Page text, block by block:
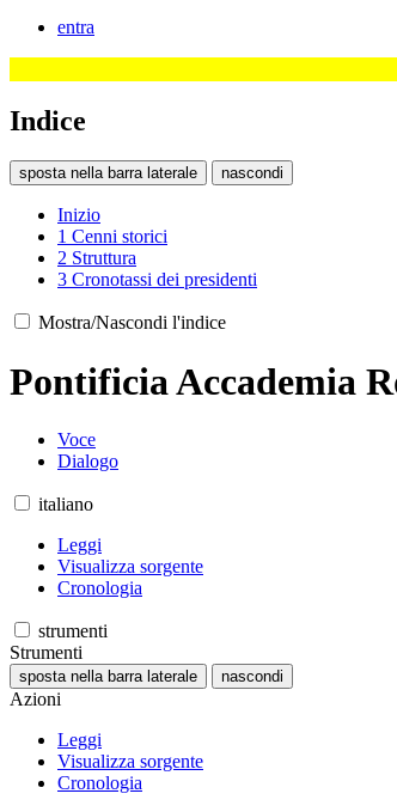
entra
Indice
sposta nella barra laterale nascondi
Inizio
1 Cenni storici
2 Struttura
3 Cronotassi dei presidenti
Mostra/Nascondi l'indice
Pontificia Accademia
Voce
Dialogo
italiano
Leggi
Visualizza sorgente
Cronologia
strumenti
Strumenti
sposta nella barra laterale nascondi
Azioni
Leggi
Visualizza sorgente
Cronologia